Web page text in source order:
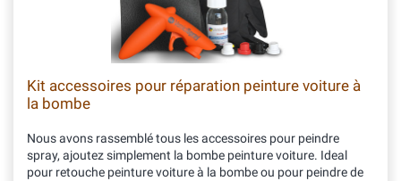
Kit accessoires pour réparation peinture voiture à
la bombe
Nous avons rassemblé tous les accessoires pour peindre
spray, ajoutez simplement la bombe peinture voiture. Ideal
pour retouche peinture voiture à la bombe ou pour peindre de